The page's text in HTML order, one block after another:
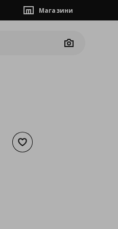
Магазини
Camera
Добави към списъка с